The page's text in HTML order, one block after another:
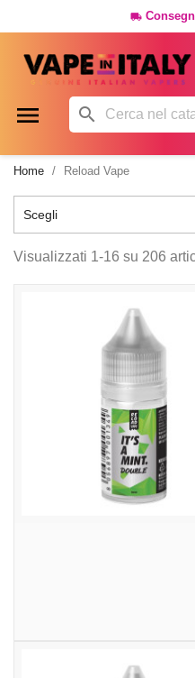

 
Home Reload Vape
Scegli
Visualizzati 1-16 su 206